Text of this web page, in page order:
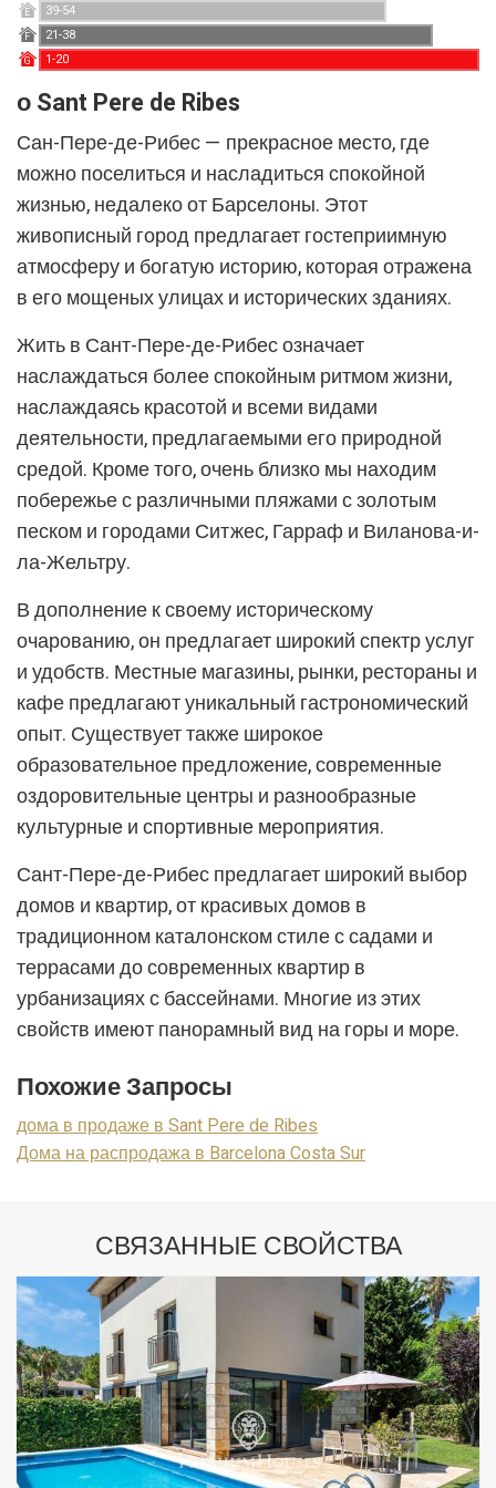
E 39-54
F 21-38
G 1-20
о Sant Pere de Ribes
Сан-Пере-де-Рибес — прекрасное место, где
можно поселиться и насладиться спокойной
жизнью, недалеко от Барселоны. Этот
живописный город предлагает гостеприимную
атмосферу и богатую историю, которая отражена
в его мощеных улицах и исторических зданиях.
Жить в Сант-Пере-де-Рибес означает
наслаждаться более спокойным ритмом жизни,
наслаждаясь красотой и всеми видами
деятельности, предлагаемыми его природной
средой. Кроме того, очень близко мы находим
побережье с различными пляжами с золотым
песком и городами Ситжес, Гарраф и Виланова-и-
ла-Жельтру.
В дополнение к своему историческому
очарованию, он предлагает широкий спектр услуг
и удобств. Местные магазины, рынки, рестораны и
кафе предлагают уникальный гастрономический
опыт. Существует также широкое
образовательное предложение, современные
оздоровительные центры и разнообразные
культурные и спортивные мероприятия.
Сант-Пере-де-Рибес предлагает широкий выбор
домов и квартир, от красивых домов в
традиционном каталонском стиле с садами и
террасами до современных квартир в
урбанизациях с бассейнами. Многие из этих
свойств имеют панорамный вид на горы и море.
Похожие Запросы
дома в продаже в Sant Pere de Ribes
Дома на распродажа в Barcelona Costa Sur
СВЯЗАННЫЕ СВОЙСТВА
cookie, используется для измерения активности в
Интернете для разработки профилей навигации
пользователей с целью внесения улучшений на основе
анализа данных об использовании, сделанных
информацию о предпочтениях пользователя, чтобы
улучшить качество наших услуг и предложить лучший
опыт с помощью рекомендуемых продуктов.
Эти файлы cookie используются для хранения
информации о предпочтениях и личном выборе
пользователя путем постоянного наблюдения за его
привычками просмотра. Благодаря им мы можем
узнать привычки просмотра на веб-сайте и отображать